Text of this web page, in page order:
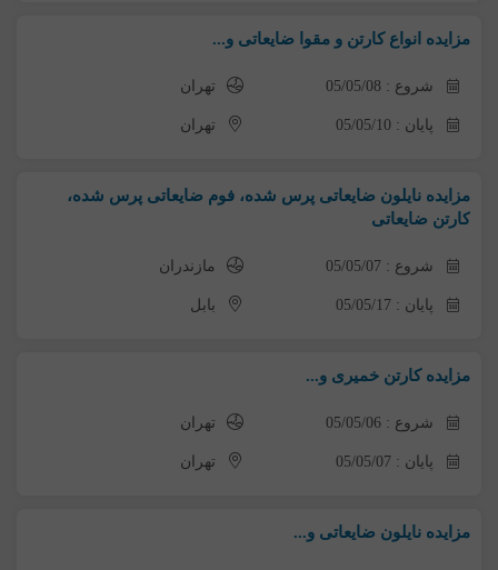
مزایده انواع کارتن و مقوا ضایعاتی و...
شروع : 05/05/08 تهران
پایان : 05/05/10 تهران
مزایده نایلون ضایعاتی پرس شده، فوم ضایعاتی پرس شده،
کارتن ضایعاتی
شروع : 05/05/07 مازندران
پایان : 05/05/17 بابل
مزایده کارتن خمیری و...
شروع : 05/05/06 تهران
پایان : 05/05/07 تهران
مزایده نایلون ضایعاتی و...